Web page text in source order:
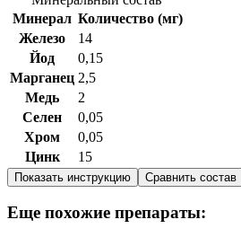
Минерал Количество (мг)
Железо
14
Йод
0,15
Марганец 2,5
Медь
2
Селен
0,05
Хром
0,05
Цинк
15
Показать инструкцию Сравнить состав
Еще похожие препараты: